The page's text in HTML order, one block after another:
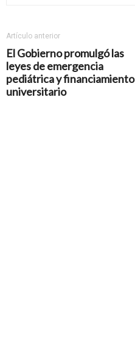
Artículo anterior
El Gobierno promulgó las
leyes de emergencia
pediátrica y financiamiento
universitario